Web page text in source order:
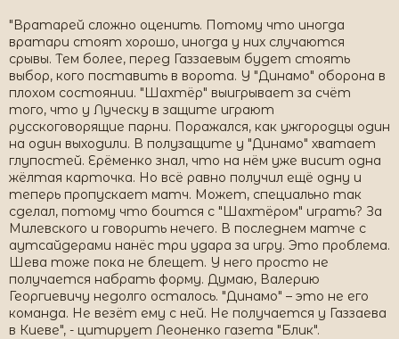
"Вратарей сложно оценить. Потому что иногда
вратари стоят хорошо, иногда у них случаются
срывы. Тем более, перед Газзаевым будет стоять
выбор, кого поставить в ворота. У "Динамо" оборона в
плохом состоянии. "Шахтёр" выигрывает за счёт
того, что у Луческу в защите играют
русскоговорящие парни. Поражался, как ужгородцы один
на один выходили. В полузащите у "Динамо" хватает
глупостей. Ерёменко знал, что на нём уже висит одна
жёлтая карточка. Но всё равно получил ещё одну и
теперь пропускает матч. Может, специально так
сделал, потому что боится с "Шахтёром" играть? За
Милевского и говорить нечего. В последнем матче с
аутсайдерами нанёс три удара за игру. Это проблема.
Шева тоже пока не блещет. У него просто не
получается набрать форму. Думаю, Валерию
Георгиевичу недолго осталось. "Динамо" – это не его
команда. Не везёт ему с ней. Не получается у Газзаева
в Киеве", - цитирует Леоненко газета "Блик".